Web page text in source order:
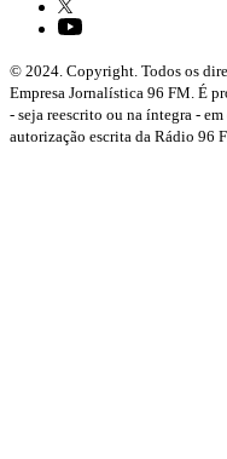
© 2024. Copyright. Todos os
Empresa Jornalística 96 FM. É
- seja reescrito ou na íntegra -
autorização escrita da Rádio 96